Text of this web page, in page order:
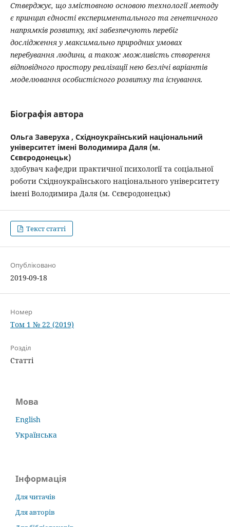
Стверджує, що змістовною основою технології методу
є принцип єдності експериментального та генетичного
напрямків розвитку, які забезпечують перебіг
дослідження у максимально природних умовах
перебування людини, а також можливість створення
відповідного простору реалізації нею безлічі варіантів
моделювання особистісного розвитку та існування.
Біографія автора
Ольга Заверуха , Східноукраїнський національний
університет імені Володимира Даля (м.
Сєвєродонецьк)
здобувач кафедри практичної психології та соціальної
роботи Східноукраїнського національного університету
імені Володимира Даля (м. Сєвєродонецьк)
Текст статті
Опубліковано
2019-09-18
Номер
Том 1 № 22 (2019)
Розділ
Статті
Мова
English
Українська
Інформація
Для читачів
Для авторів